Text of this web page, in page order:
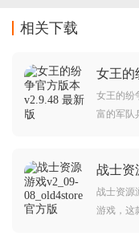
相关下载
女王的
女王的纷
富的军队
战士资
战士资源
游戏，这